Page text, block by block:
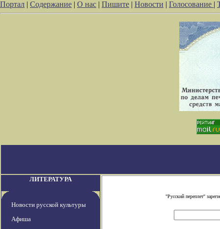
Портал | Содержание | О нас | Пишите | Новости | Голосование |
ЛИТЕРАТУРА
Новости русской культуры
Афиша
"Русский переплет"